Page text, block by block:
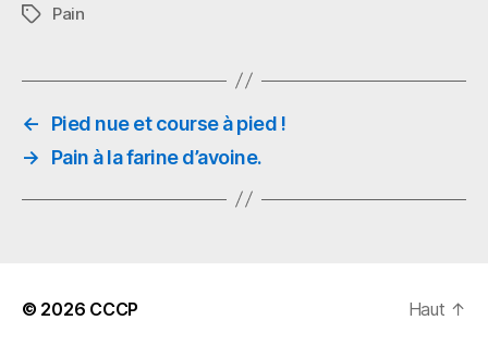
Étiquettes
Pain
←
Pied nue et course à pied !
→
Pain à la farine d’avoine.
© 2026 CCCP Haut ↑